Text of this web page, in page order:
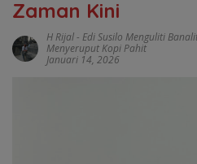
Zaman Kini
H Rijal- Edi Susilo Menguliti
Menyeruput Kopi Pahit
Januari 14, 2026